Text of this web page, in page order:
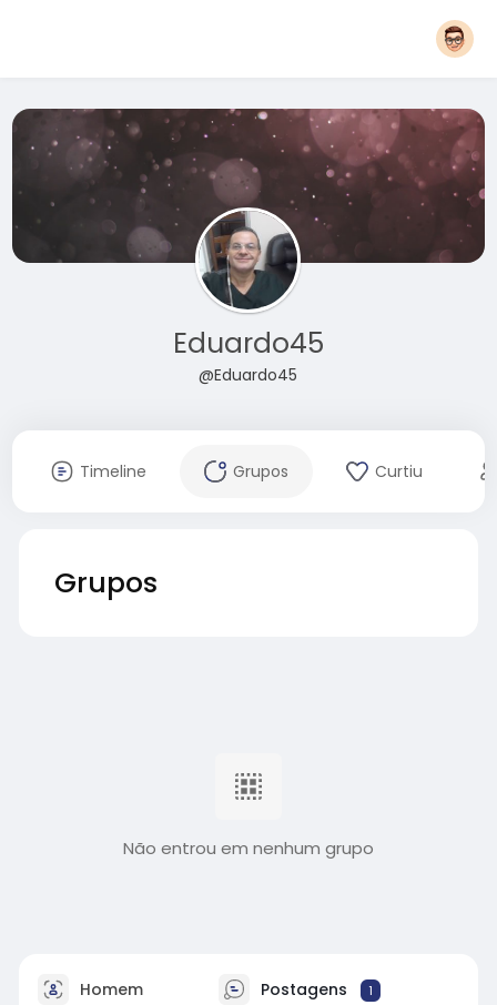
Eduardo45
@Eduardo45
Timeline Grupos Curtiu
Grupos
Não entrou em nenhum grupo
Homem Postagens 1